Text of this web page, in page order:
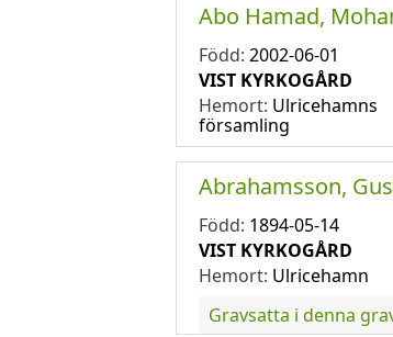
Abo Hamad,
Född: 2002-06-01
VIST KYRKOGÅRD
Hemort: Ulricehamns
församling
Abrahamsson,
Född: 1894-05-14
VIST KYRKOGÅRD
Hemort: Ulricehamn
Gravsatta i denna